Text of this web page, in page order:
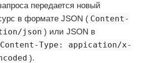
передается новый
в формате JSON ( Content-
json ) или JSON в
Content-Type: appication/x-
).